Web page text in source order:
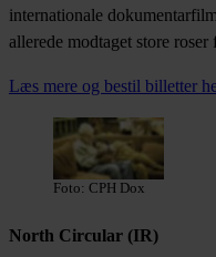
internationale
allerede modtaget store
Læs mere og bestil billetter
Foto: CPH Dox
North Circular (IR)